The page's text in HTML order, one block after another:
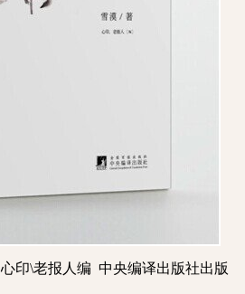
心印\老报人编 中央编译出版社出版